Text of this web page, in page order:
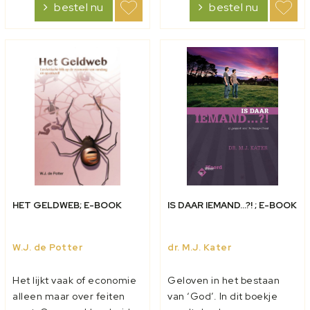
moet je doen om een
goede verteller te
bestel nu
van het geloof wordt
steeds individueler en
meer gericht op het
gevoe...
bestel nu
HET GELDWEB; E-BOOK
W.J. de Potter
Het lijkt vaak of economie
alleen maar over feiten
IS DAAR IEMAND...?! ; E-BOOK
dr. M.J. Kater
Geloven in het bestaan
van ‘God’. In dit boekje